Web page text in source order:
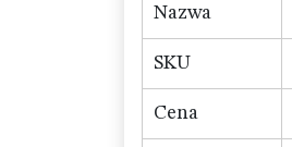
Nazwa
SKU
Cena